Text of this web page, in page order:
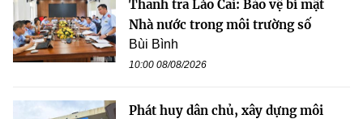
Thanh tra Lào Cai: Bảo vệ bí mật
Nhà nước trong môi trường số
Bùi Bình
10:00 08/08/2026
Phát huy dân chủ, xây dựng môi